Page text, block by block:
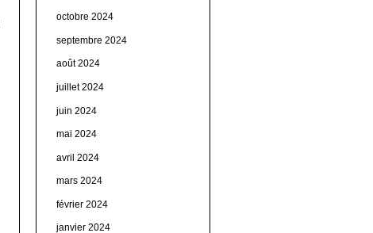
octobre 2024
septembre 2024
août 2024
juillet 2024
juin 2024
mai 2024
avril 2024
mars 2024
février 2024
janvier 2024